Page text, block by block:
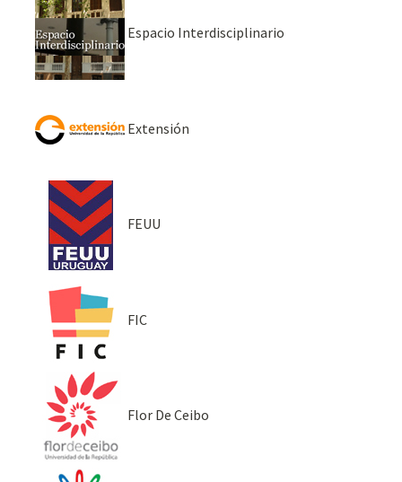
Espacio Interdisciplinario
Extensión
FEUU
FIC
Flor De Ceibo